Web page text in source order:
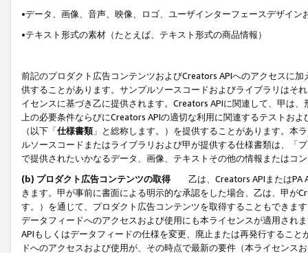
•データ、画像、音声、映像、ロゴ、ユーザインターフェースデザイ
•テキスト形式の素材（たとえば、テキスト形式の商品情報）
前記のプロダクト広告コンテンツおよびCreators APIへのアクセスに
供することがあります。サンプルソースコードおよびライブラリはそ
イセンスに基づき乙に提供されます。Creators APIに関連して、甲は
上の必要条件ならびにCreators APIの適切な利用に関連するテストお
（以下「仕様書類」と総称します。）を提供することがあります。本
ルソースコードまたはライブラリおよび甲が提供する仕様書類は、「
で提供されたいかなるデータ、画像、テキストその他の情報またはコ
(b) プロダクト広告コンテンツの取得
乙は、Creators APIまたはPA
きます。甲が事前に書面による明示的な承認をした場合、乙は、甲が
す。）を通じて、プロダクト広告コンテンツを取得することもできま
データフィードへのアクセスおよび使用にも本ライセンスが適用され
APIもしくはデータフィードの仕様を変更、廃止または再発行するこ
ドへのアクセスおよび使用が、その時点で最新の要件（本ライセン